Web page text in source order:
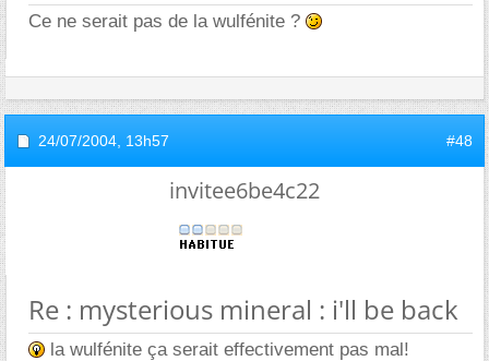
Ce ne serait pas de la wulfénite ?
24/07/2004, 13h57 #48
invitee6be4c22
Re : mysterious mineral : i'll be back
la wulfénite ça serait effectivement pas mal!